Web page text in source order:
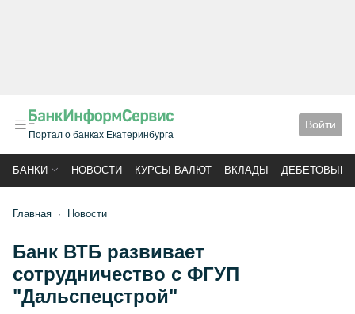
Портал о банках Екатеринбурга
Войти
БАНКИ НОВОСТИ КУРСЫ ВАЛЮТ ВКЛАДЫ ДЕБЕТОВЫЕ
Главная Новости
Банк ВТБ развивает
сотрудничество с ФГУП
"Дальспецстрой"